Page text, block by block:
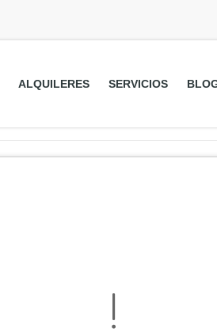
ALQUILERES SERVICIOS